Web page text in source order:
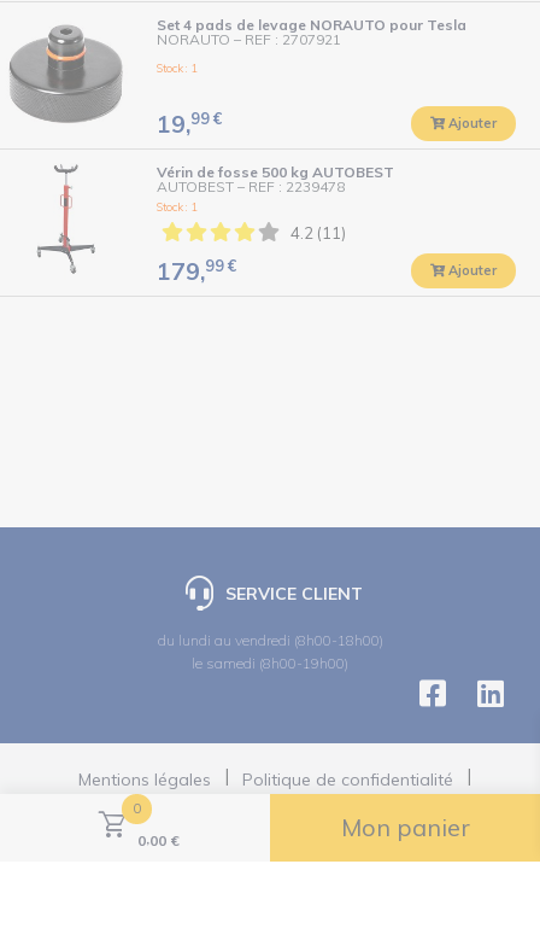
0
0,00 € Mon panier
Set 4 pads de levage NORAUTO pour Tesla
NORAUTO – REF : 2707921
Stock : 1
19,99€ Ajouter
Vérin de fosse 500 kg AUTOBEST
AUTOBEST – REF : 2239478
Stock : 1
4.2 (11)
179,99€ Ajouter
SERVICE CLIENT
du lundi au vendredi (8h00-18h00)
le samedi (8h00-19h00)
Mentions légales
Politique de confidentialité
Politiques des cookies
Conditions Générales de Vente
Gestion des cookies